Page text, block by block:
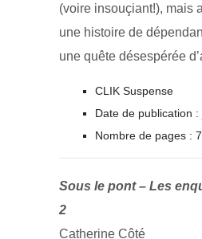
(voire insouçiant!), mais
une histoire de
une quête désespérée
CLIK Suspense
Date de publication
Nombre de pages :
Sous le pont – Les
2
Catherine Côté